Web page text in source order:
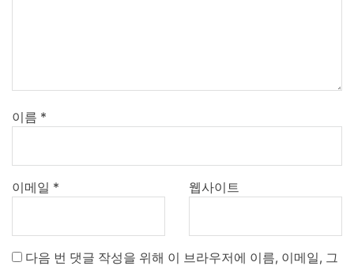
이름 *
이메일 * 웹사이트
다음 번 댓글 작성을 위해 이 브라우저에 이름, 이메일, 그